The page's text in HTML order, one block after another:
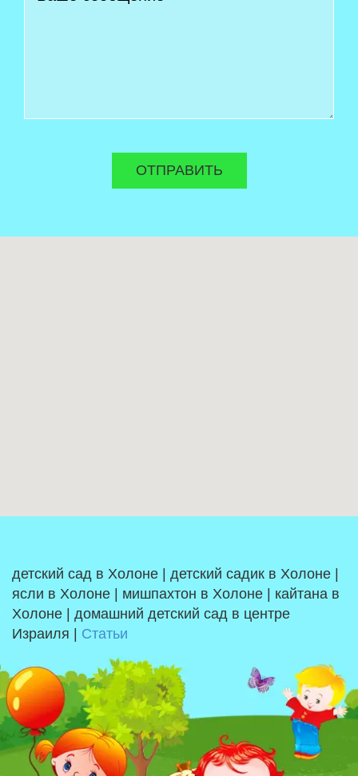
детский сад в Холоне | детский садик в Холоне |
ясли в Холоне | мишпахтон в Холоне | кайтана в
Холоне | домашний детский сад в центре
Израиля | Статьи